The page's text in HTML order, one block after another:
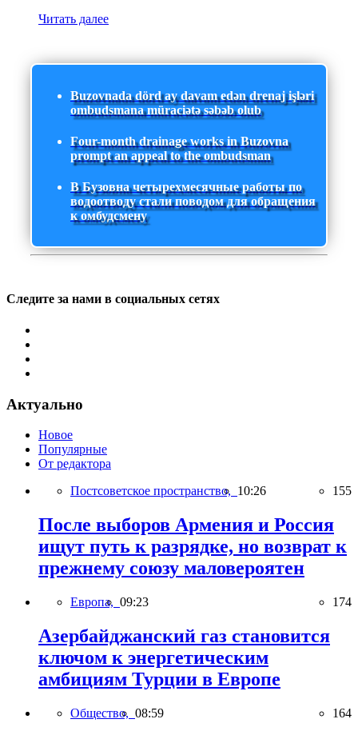
Читать далее
Buzovnada dörd ay davam edən drenaj işləri
ombudsmana müraciətə səbəb olub
Four-month drainage works in Buzovna
prompt an appeal to the ombudsman
В Бузовна четырехмесячные работы по
водоотводу стали поводом для обращения
к омбудсмену
Следите за нами в социальных сетях
Актуально
Новое
Популярные
От редактора
Постсоветское пространство, 10:26 155
После выборов Армения и Россия
ищут путь к разрядке, но возврат к
прежнему союзу маловероятен
Европа, 09:23 174
Азербайджанский газ становится
ключом к энергетическим
амбициям Турции в Европе
Общество, 08:59 164